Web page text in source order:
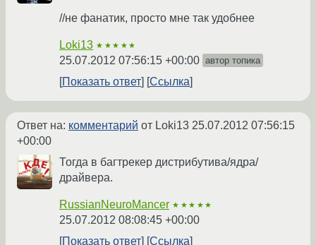
//не фанатик, просто мне так удобнее
Loki13 ★★★★★
25.07.2012 07:56:15 +00:00 автор топика
Показать ответ Ссылка
Ответ на: комментарий от Loki13 25.07.2012 07:56:15
+00:00
Тогда в багтрекер дистрибутива/ядра/
драйвера.
RussianNeuroMancer ★★★★★
25.07.2012 08:08:45 +00:00
Показать ответ
Ссылка